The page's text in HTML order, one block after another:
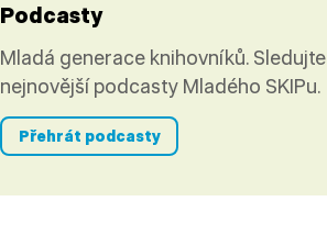
Podcasty
Mladá generace knihovníků. Sledujte
nejnovější podcasty Mladého SKIPu.
Přehrát podcasty